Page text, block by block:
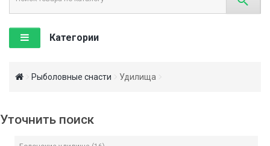
Категории
Рыболовные снасти Удилища
Уточнить поиск